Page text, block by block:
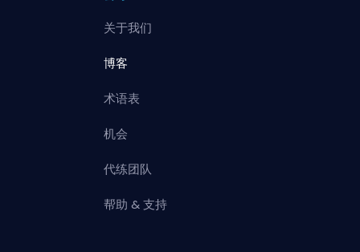
关于我们
博客
术语表
机会
代练团队
帮助 & 支持